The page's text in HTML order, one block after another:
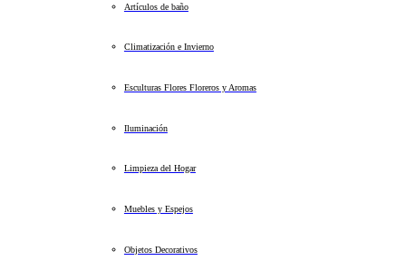
Artículos de baño
Climatización e Invierno
Esculturas Flores Floreros y Aromas
Iluminación
Limpieza del Hogar
Muebles y Espejos
Objetos Decorativos